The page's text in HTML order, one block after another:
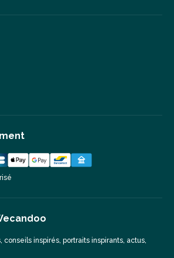
conseils inspirés, portraits inspirants, actus,